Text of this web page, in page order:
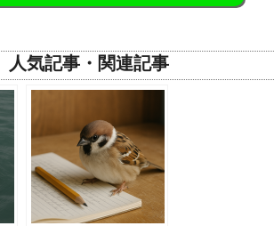
人気記事・関連記事